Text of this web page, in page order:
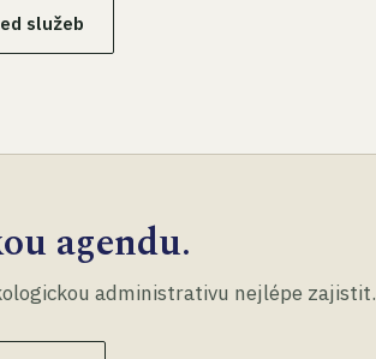
služeb
agendu.
administrativu nejlépe zajistit.